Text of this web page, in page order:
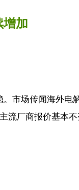
增加
市场传闻海外
流厂商报价基本